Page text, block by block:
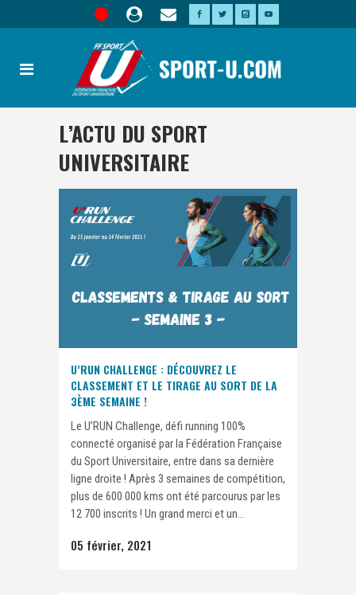
L’ACTU DU SPORT
UNIVERSITAIRE
U’RUN CHALLENGE : DÉCOUVREZ LE
CLASSEMENT ET LE TIRAGE AU SORT DE LA
3ÈME SEMAINE !
Le U’RUN Challenge, défi running 100%
connecté organisé par la Fédération Française
du Sport Universitaire, entre dans sa dernière
ligne droite ! Après 3 semaines de compétition,
plus de 600 000 kms ont été parcourus par les
12 700 inscrits ! Un grand merci et un...
05 février, 2021